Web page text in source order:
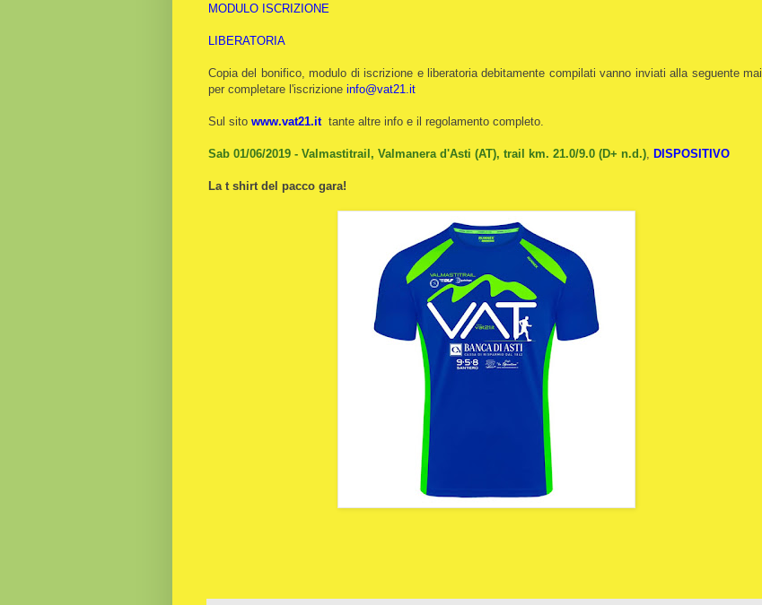
MODULO ISCRIZIONE
LIBERATORIA
Copia del bonifico, modulo di iscrizione e liberatoria debitamente compilati vanno inviati alla seguente mail
per completare l'iscrizione info@vat21.it
Sul sito www.vat21.ittante altre info e il regolamento completo.
Sab 01/06/2019 - Valmastitrail, Valmanera d'Asti (AT), trail km. 21.0/9.0 (D+ n.d.) DISPOSITIVO
La t shirt del pacco gara!